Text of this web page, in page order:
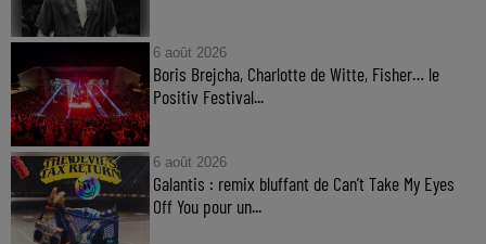
6 août 2026
Boris Brejcha, Charlotte de Witte, Fisher… le
Positiv Festival...
6 août 2026
Galantis : remix bluffant de Can’t Take My Eyes
Off You pour un...